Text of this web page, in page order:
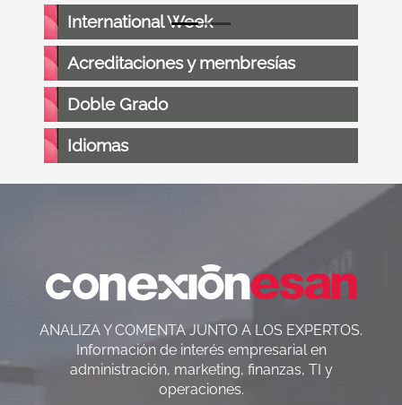
International Week
Acreditaciones y membresías
Doble Grado
Idiomas
ANALIZA Y COMENTA JUNTO A LOS EXPERTOS.
Información de interés empresarial en
administración, marketing, finanzas, TI y
operaciones.